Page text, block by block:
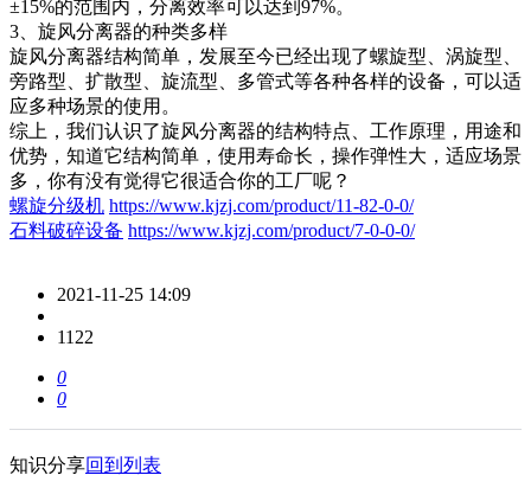
±15%的范围内，分离效率可以达到97%。
3、旋风分离器的种类多样
旋风分离器结构简单，发展至今已经出现了螺旋型、涡旋型、
旁路型、扩散型、旋流型、多管式等各种各样的设备，可以适
应多种场景的使用。
综上，我们认识了旋风分离器的结构特点、工作原理，用途和
优势，知道它结构简单，使用寿命长，操作弹性大，适应场景
多，你有没有觉得它很适合你的工厂呢？
螺旋分级机 https://www.kjzj.com/product/11-82-0-0/
石料破碎设备 https://www.kjzj.com/product/7-0-0-0/
2021-11-25 14:09
1122
0
0
知识分享回到列表